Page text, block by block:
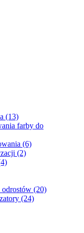
(13)
farby do
(6)
(2)
(20)
(24)